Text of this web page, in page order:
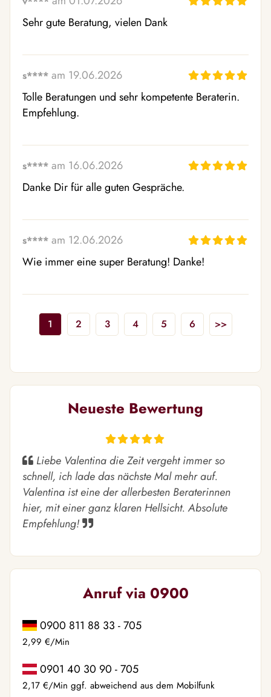
Sehr gute Beratung, vielen Dank
s**** am 19.06.2026
Tolle Beratungen und sehr kompetente Beraterin.
Empfehlung.
s**** am 16.06.2026
Danke Dir für alle guten Gespräche.
s**** am 12.06.2026
Wie immer eine super Beratung! Danke!
1 2 3 4 5 6 >>
Neueste Bewertung
Liebe Valentina die Zeit vergeht immer so
schnell, ich lade das nächste Mal mehr auf.
Valentina ist eine der allerbesten Beraterinnen
hier, mit einer ganz klaren Hellsicht. Absolute
Empfehlung!
Anruf via 0900
0900 811 88 33 - 705
2,99 €/Min
0901 40 30 90 - 705
2,17 €/Min ggf. abweichend aus dem Mobilfunk